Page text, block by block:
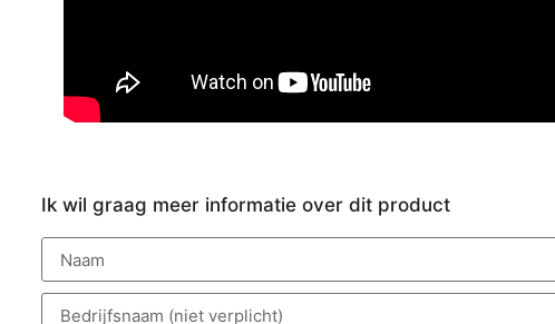
Ik wil graag meer informatie over dit product